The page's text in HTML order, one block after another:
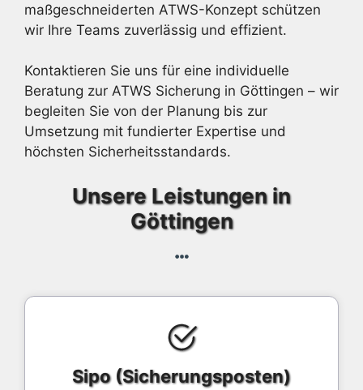
maßgeschneiderten ATWS-Konzept schützen
wir Ihre Teams zuverlässig und effizient.
Kontaktieren Sie uns für eine individuelle
Beratung zur ATWS Sicherung in Göttingen – wir
begleiten Sie von der Planung bis zur
Umsetzung mit fundierter Expertise und
höchsten Sicherheitsstandards.
Unsere Leistungen in
Göttingen
Sipo (Sicherungsposten)